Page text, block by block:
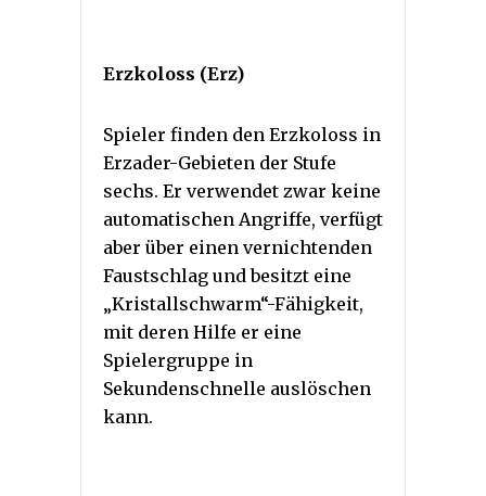
Erzkoloss (Erz)
Spieler finden den Erzkoloss in
Erzader-Gebieten der Stufe
sechs. Er verwendet zwar keine
automatischen Angriffe, verfügt
aber über einen vernichtenden
Faustschlag und besitzt eine
„Kristallschwarm“-Fähigkeit,
mit deren Hilfe er eine
Spielergruppe in
Sekundenschnelle auslöschen
kann.